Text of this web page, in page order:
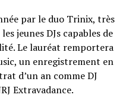
par le duo Trinix, très
jeunes DJs capables de
Le lauréat remportera
un enregistrement en
d’un an comme DJ
Extravadance.